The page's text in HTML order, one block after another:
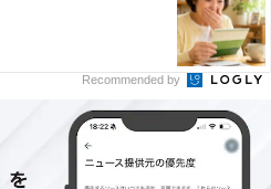
Recommended by